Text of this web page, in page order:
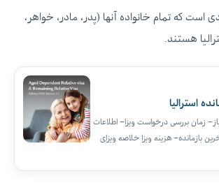
است که تمام خانواده آنها (پدر، مادر، خواهر،
هستند.
استرالیا
زمان بررسی درخواست ویزا– اطلاعات
بازمانده– هزینه ویزا خلاصه ویزای